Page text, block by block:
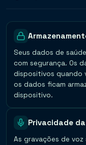
Seus dados de
com segurança. Os
dispositivos quando
os dados ficam
dispositivo.
Privacidade
As gravações de